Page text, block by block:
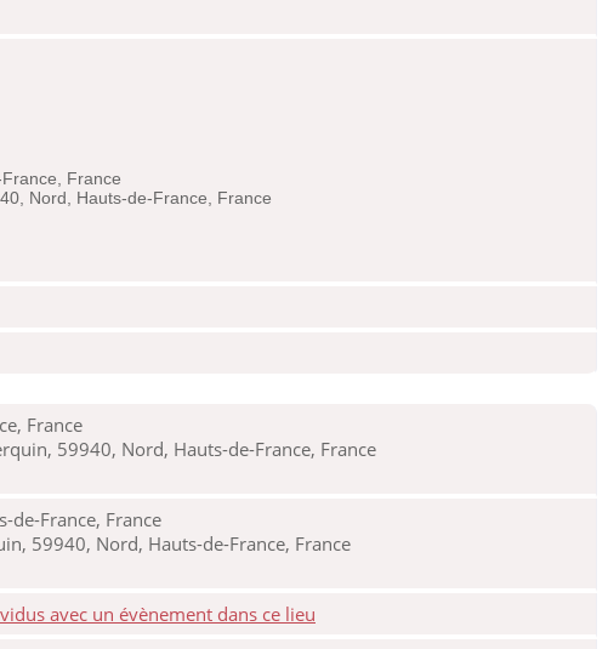
France
Nord, Hauts-de-France, France
France
59940, Nord, Hauts-de-France, France
France, France
59940, Nord, Hauts-de-France, France